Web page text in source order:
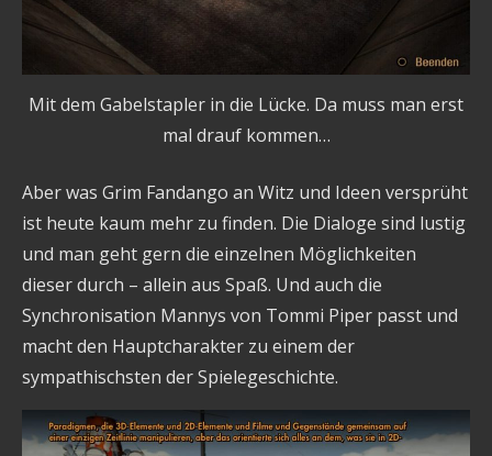
Mit dem Gabelstapler in die Lücke. Da muss man erst
mal drauf kommen…
Aber was Grim Fandango an Witz und Ideen versprüht
ist heute kaum mehr zu finden. Die Dialoge sind lustig
und man geht gern die einzelnen Möglichkeiten
dieser durch – allein aus Spaß. Und auch die
Synchronisation Mannys von Tommi Piper passt und
macht den Hauptcharakter zu einem der
sympathischsten der Spielegeschichte.